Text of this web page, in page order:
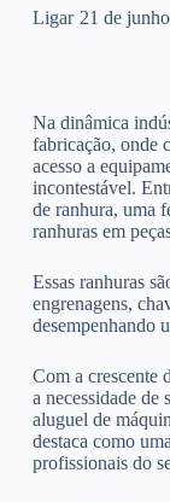
ú
d
o
Ligar 21 de
Na dinâmica
fabricação, onde
acesso a
incontestável.
de ranhura, uma
ranhuras em
Essas ranhuras
engrenagens,
desempenhando
Com a crescente
a necessidade de
aluguel de
destaca como
profissionais do